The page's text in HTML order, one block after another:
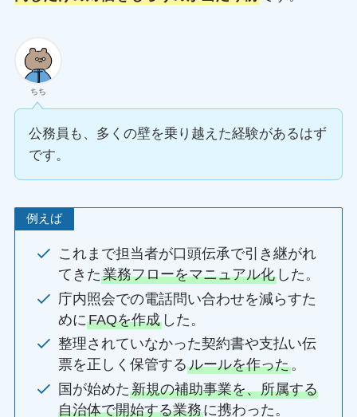
ちち
公務員も、多くの壁を乗り越えた経験があるはず
です。
例えば
これまで担当者が口頭伝承で引き継がれ
てきた業務フローをマニュアル化した。
庁内照会での電話問い合わせを減らすた
めにFAQを作成した。
整理されていなかった契約書や支払い伝
票を正しく保管するルールを作った。
国が始めた新規の補助事業を、所属する
自治体で開始する業務に携わった。